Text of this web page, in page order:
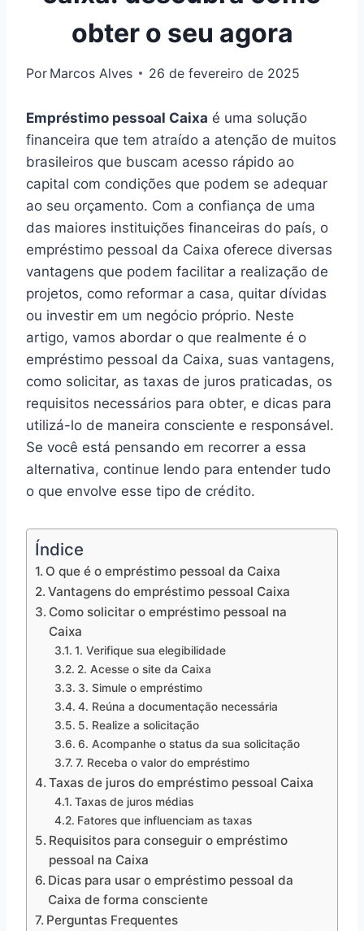
obter o seu agora
Por Marcos Alves 26 de fevereiro de 2025
Empréstimo pessoal Caixa é uma solução
financeira que tem atraído a atenção de muitos
brasileiros que buscam acesso rápido ao
capital com condições que podem se adequar
ao seu orçamento. Com a confiança de uma
das maiores instituições financeiras do país, o
empréstimo pessoal da Caixa oferece diversas
vantagens que podem facilitar a realização de
projetos, como reformar a casa, quitar dívidas
ou investir em um negócio próprio. Neste
artigo, vamos abordar o que realmente é o
empréstimo pessoal da Caixa, suas vantagens,
como solicitar, as taxas de juros praticadas, os
requisitos necessários para obter, e dicas para
utilizá-lo de maneira consciente e responsável.
Se você está pensando em recorrer a essa
alternativa, continue lendo para entender tudo
o que envolve esse tipo de crédito.
Índice
O que é o empréstimo pessoal da Caixa
Vantagens do empréstimo pessoal Caixa
Como solicitar o empréstimo pessoal na
Caixa
1. Verifique sua elegibilidade
2. Acesse o site da Caixa
3. Simule o empréstimo
4. Reúna a documentação necessária
5. Realize a solicitação
6. Acompanhe o status da sua solicitação
7. Receba o valor do empréstimo
Taxas de juros do empréstimo pessoal Caixa
Taxas de juros médias
Fatores que influenciam as taxas
Requisitos para conseguir o empréstimo
pessoal na Caixa
Dicas para usar o empréstimo pessoal da
Caixa de forma consciente
Perguntas Frequentes